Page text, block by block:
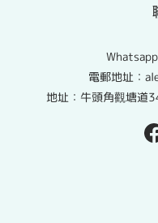
電郵地址：
地址：牛頭角觀塘道